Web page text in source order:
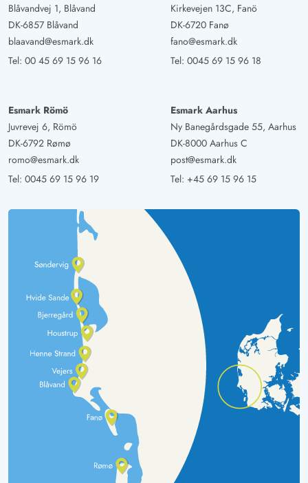
Blåvandvej 1, Blåvand
DK-6857 Blåvand
blaavand@esmark.dk
Tel: 00 45 69 15 96 16
Kirkevejen 13C, Fanö
DK-6720 Fanø
fano@esmark.dk
Tel: 0045 69 15 96 18
Esmark Römö
Juvrevej 6, Römö
DK-6792 Rømø
romo@esmark.dk
Tel: 0045 69 15 96 19
Esmark Aarhus
Ny Banegårdsgade 55, Aarhus
DK-8000 Aarhus C
post@esmark.dk
Tel: +45 69 15 96 15